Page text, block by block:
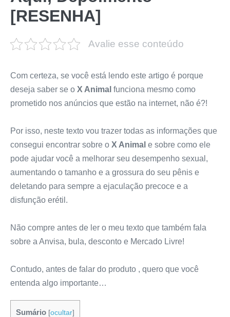
[RESENHA]
Avalie esse conteúdo
Com certeza, se você está lendo este artigo é porque
deseja saber se o X Animal funciona mesmo como
prometido nos anúncios que estão na internet, não é?!
Por isso, neste texto vou trazer todas as informações que
consegui encontrar sobre o X Animal e sobre como ele
pode ajudar você a melhorar seu desempenho sexual,
aumentando o tamanho e a grossura do seu pênis e
deletando para sempre a ejaculação precoce e a
disfunção erétil.
Não compre antes de ler o meu texto que também fala
sobre a Anvisa, bula, desconto e Mercado Livre!
Contudo, antes de falar do produto , quero que você
entenda algo importante…
Sumário [ocultar]